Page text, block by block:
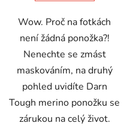
hvězdiček.
Wow. Proč na fotkách
není žádná ponožka?!
Nenechte se zmást
maskováním, na druhý
pohled uvidíte Darn
Tough merino ponožku se
zárukou na celý život.